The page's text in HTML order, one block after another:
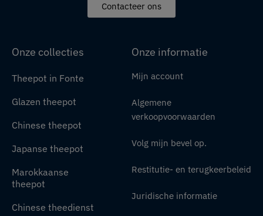
Contacteer ons
Onze collecties
Theepot in Fonte
Glazen theepot
Chinese theepot
Japanse theepot
Marokkaanse
theepot
Chinese theedienst
Onze informatie
Mijn account
Algemene
verkoopvoorwaarden
Volg mijn bevel op.
Restitutie- en terugkeerbeleid
Juridische informatie